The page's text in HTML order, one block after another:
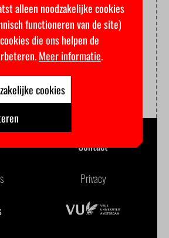
Contact
Privacy
alleen noodzakelijke cookies
functioneren van de site)
die ons helpen de
Meer informatie.
cookies